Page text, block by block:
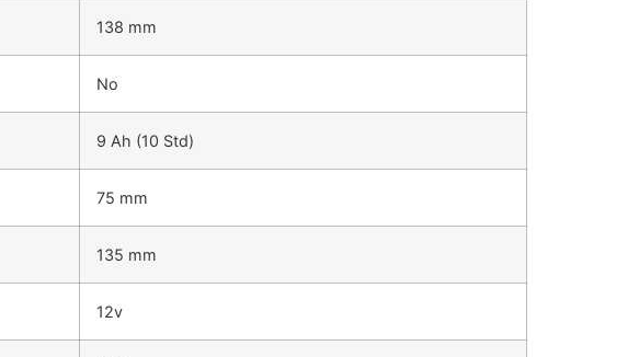
138 mm
No
9 Ah (10 Std)
75 mm
135 mm
12v